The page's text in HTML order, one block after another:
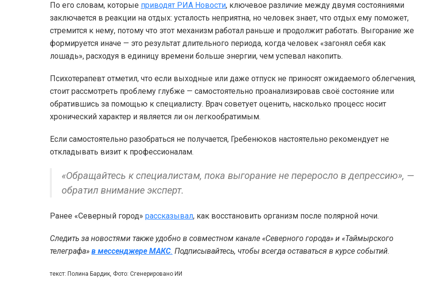
По его словам, которые приводят РИА Новости, ключевое различие между двумя состояниями
заключается в реакции на отдых: усталость неприятна, но человек знает, что отдых ему поможет,
стремится к нему, потому что этот механизм работал раньше и продолжит работать. Выгорание же
формируется иначе — это результат длительного периода, когда человек «загонял себя как
лошадь», расходуя в единицу времени больше энергии, чем успевал накопить.
Психотерапевт отметил, что если выходные или даже отпуск не приносят ожидаемого облегчения,
стоит рассмотреть проблему глубже — самостоятельно проанализировав своё состояние или
обратившись за помощью к специалисту. Врач советует оценить, насколько процесс носит
хронический характер и является ли он легкообратимым.
Если самостоятельно разобраться не получается, Гребенюков настоятельно рекомендует не
откладывать визит к профессионалам.
«Обращайтесь к специалистам, пока выгорание не переросло в депрессию», —
обратил внимание эксперт.
Ранее «Северный город» рассказывал, как восстановить организм после полярной ночи.
Следить за новостями также удобно в совместном канале «Северного города» и «Таймырского
телеграфа» в мессенджере MAКС. Подписывайтесь, чтобы всегда оставаться в курсе событий.
текст: Полина Бардик, Фото: Сгенерировано ИИ